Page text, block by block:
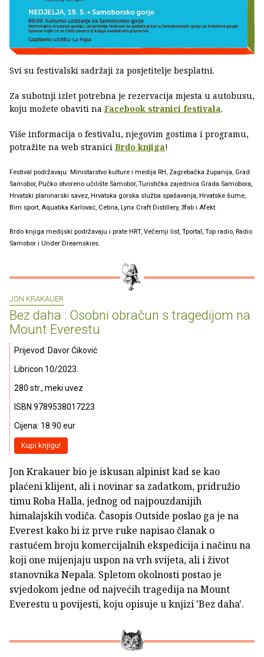
Svi su festivalski sadržaji za posjetitelje besplatni.
Za subotnji izlet potrebna je rezervacija mjesta u autobusu,
koju možete obaviti na Facebook stranici festivala.
Više informacija o festivalu, njegovim gostima i programu,
potražite na web stranici Brdo knjiga!
Festival podržavaju: Ministarstvo kulture i medija RH, Zagrebačka županija, Grad
Samobor, Pučko otvoreno učilište Samobor, Turistička zajednica Grada Samobora,
Hrvatski planinarski savez, Hrvatska gorska služba spašavanja, Hrvatske šume,
Bim sport, Aquatika Karlovac, Cetina, Lynx Craft Distillery, 3fab i Afekt.
Brdo knjiga medijski podržavaju i prate HRT, Večernji list, Tportal, Top radio, Radio
Samobor i Under Dreamskies.
JON KRAKAUER
Bez daha : Osobni obračun s tragedijom na
Mount Everestu
Prijevod: Davor Ćiković
Libricon 10/2023.
280 str., meki uvez
ISBN 9789538017223
Cijena: 18.90 eur
Kupi knjigu!
Jon Krakauer bio je iskusan alpinist kad se kao
plaćeni klijent, ali i novinar sa zadatkom, pridružio
timu Roba Halla, jednog od najpouzdanijih
himalajskih vodiča. Časopis Outside poslao ga je na
Everest kako bi iz prve ruke napisao članak o
rastućem broju komercijalnih ekspedicija i načinu na
koji one mijenjaju uspon na vrh svijeta, ali i život
stanovnika Nepala. Spletom okolnosti postao je
svjedokom jedne od najvećih tragedija na Mount
Everestu u povijesti, koju opisuje u knjizi 'Bez daha'.